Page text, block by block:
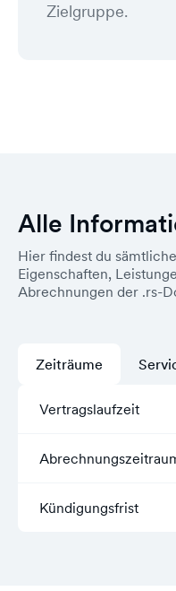
Zielgruppe.
Alle
Hier findest du
Eigenschaften,
Abrechnungen der .rs-
Zeiträume
Vertragslaufzeit
Kündigungsfrist